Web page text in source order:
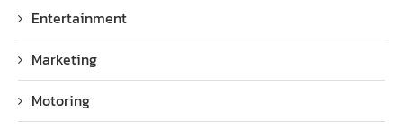
Entertainment
Marketing
Motoring